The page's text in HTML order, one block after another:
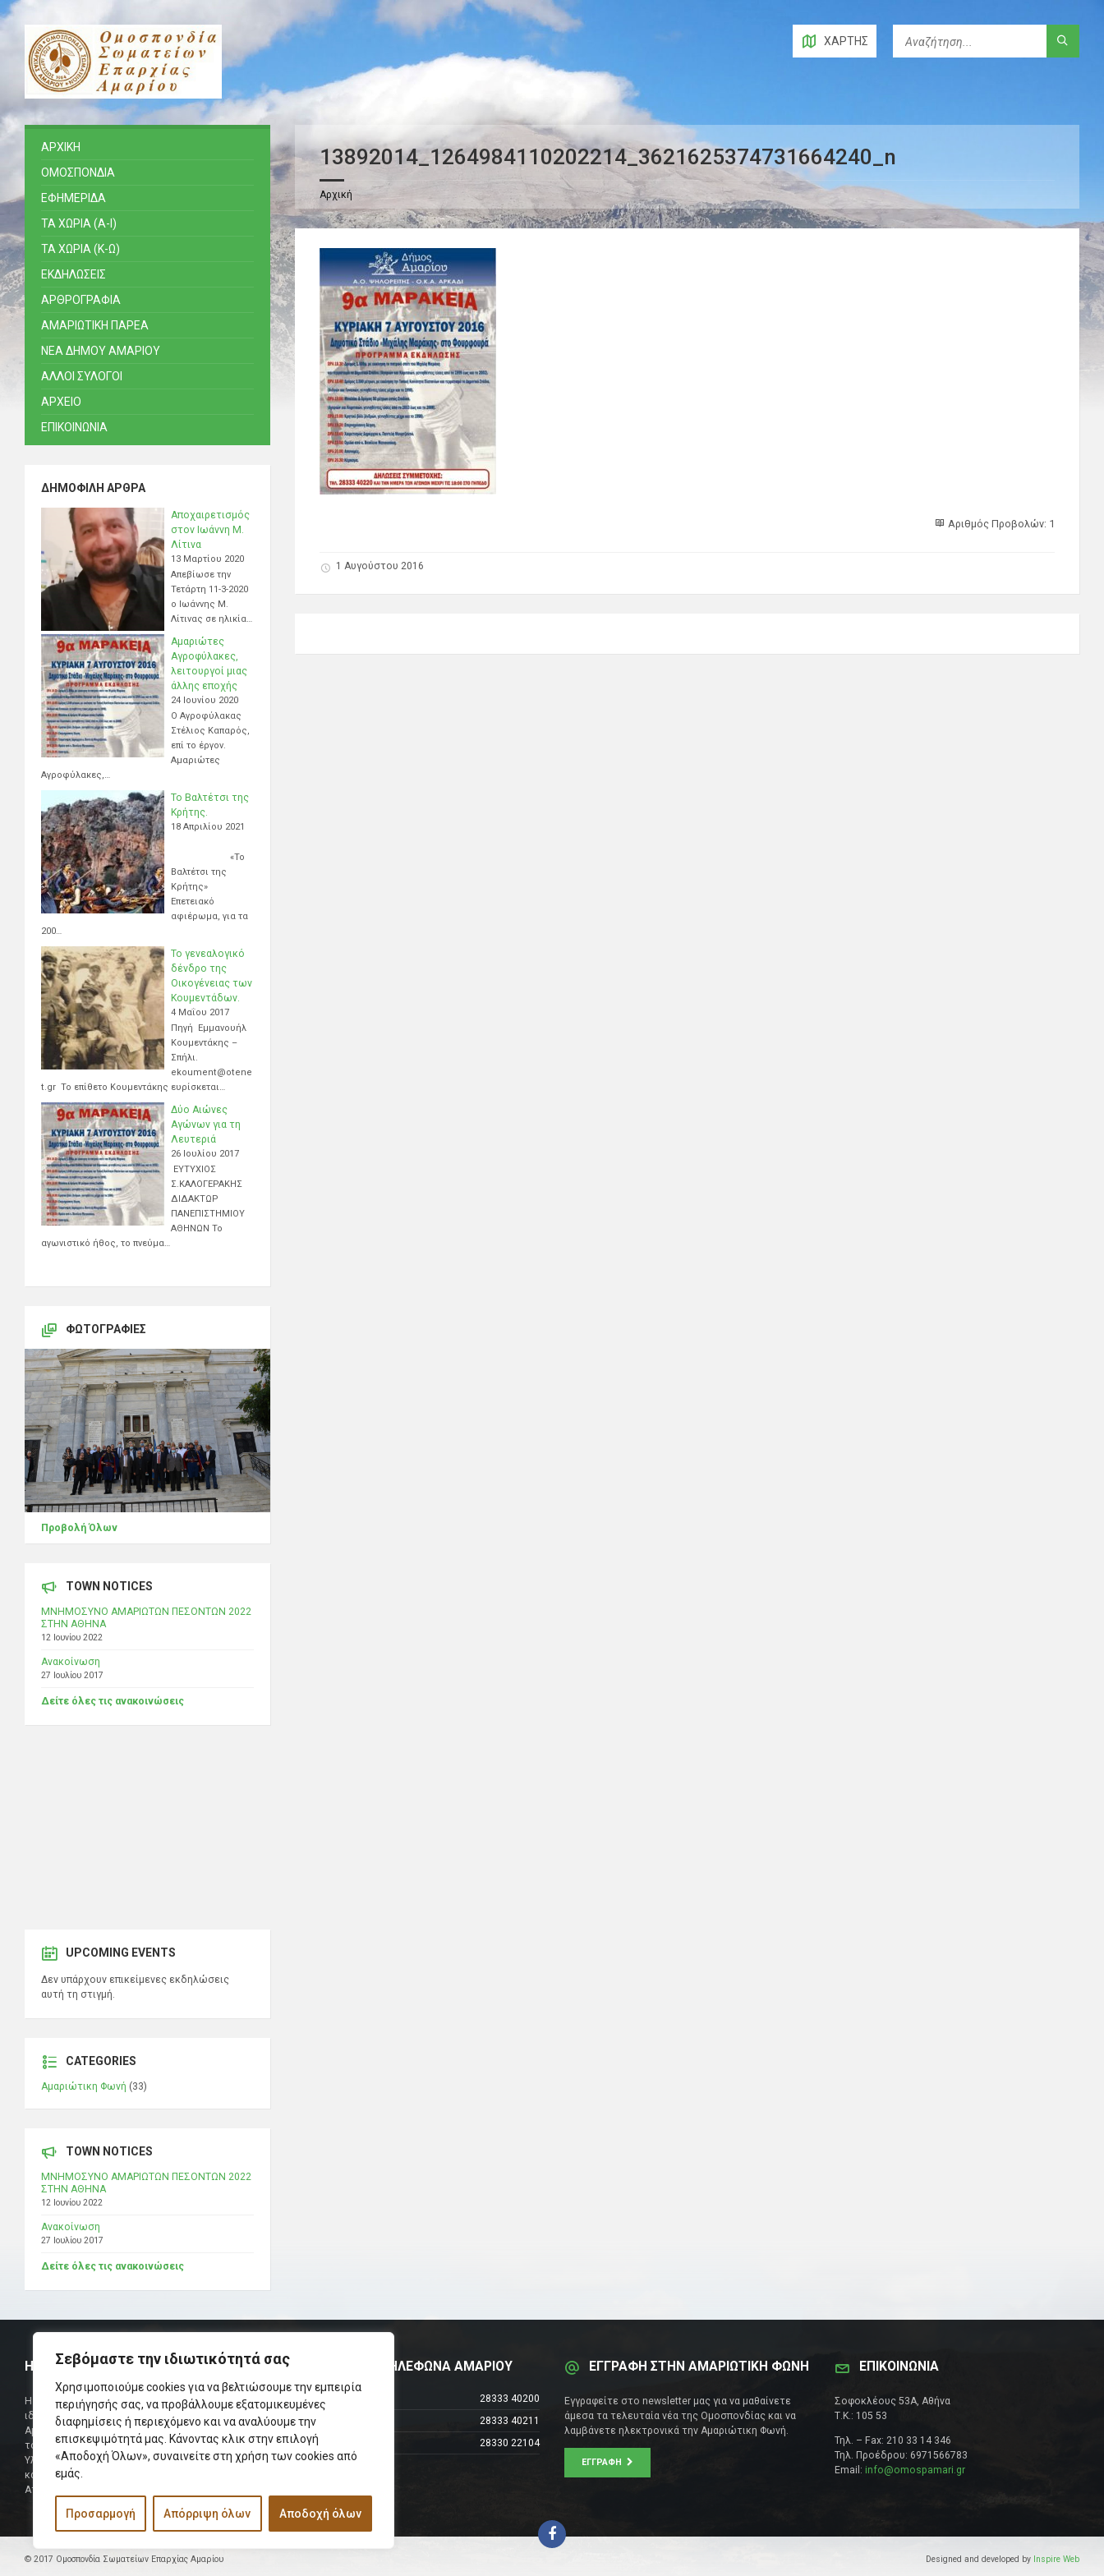
Σεβόμαστε την ιδιωτικότητά σας
Χρησιμοποιούμε cookies για να βελτιώσουμε την εμπειρία
περιήγησής σας, να προβάλλουμε εξατομικευμένες
διαφημίσεις ή περιεχόμενο και να αναλύουμε την
επισκεψιμότητά μας. Κάνοντας κλικ στην επιλογή
«Αποδοχή Όλων», συναινείτε στη χρήση των cookies από
εμάς.
Προσαρμογή Απόρριψη όλων Αποδοχή όλων
ΧΆΡΤΗΣ
13892014_1264984110202214_3621625374731664240_n
Αρχική
Αριθμός Προβολών: 1
1 Αυγούστου 2016
ΑΡΧΙΚΗ
ΟΜΟΣΠΟΝΔΙΑ
ΕΦΗΜΕΡΙΔΑ
ΤΑ ΧΩΡΙΑ (Α-Ι)
ΤΑ ΧΩΡΙΑ (Κ-Ω)
ΕΚΔΗΛΩΣΕΙΣ
ΑΡΘΡΟΓΡΑΦΙΑ
ΑΜΑΡΙΩΤΙΚΗ ΠΑΡΕΑ
ΝΕΑ ΔΗΜΟΥ ΑΜΑΡΙΟΥ
ΑΛΛΟΙ ΣΥΛΟΓΟΙ
ΑΡΧΕΙΟ
ΕΠΙΚΟΙΝΩΝΙΑ
ΔΗΜΟΦΙΛΉ ΆΡΘΡΑ
Αποχαιρετισμός
στον Ιωάννη Μ.
Λίτινα
13 Μαρτίου 2020
Απεβίωσε την
Τετάρτη 11-3-2020
ο Ιωάννης Μ.
Λίτινας σε ηλικία…
Αμαριώτες
Αγροφύλακες,
λειτουργοί μιας
άλλης εποχής
24 Ιουνίου 2020
Ο Αγροφύλακας
Στέλιος Καπαρός,
επί το έργον.
Αμαριώτες
Αγροφύλακες,…
Το Βαλτέτσι της
Κρήτης.
18 Απριλίου 2021
«Το
Βαλτέτσι της
Κρήτης»
Επετειακό
αφιέρωμα, για τα
200…
Το γενεαλογικό
δένδρο της
Οικογένειας των
Κουμεντάδων.
4 Μαΐου 2017
Πηγή Εμμανουήλ
Κουμεντάκης –
Σπήλι.
ekoument@otene
t.gr Το επίθετο Κουμεντάκης ευρίσκεται…
Δύο Αιώνες
Αγώνων για τη
Λευτεριά
26 Ιουλίου 2017
ΕΥΤΥΧΙΟΣ
Σ.ΚΑΛΟΓΕΡΑΚΗΣ
ΔΙΔΑΚΤΩΡ
ΠΑΝΕΠΙΣΤΗΜΙΟΥ
ΑΘΗΝΩΝ Το
αγωνιστικό ήθος, το πνεύμα…
ΦΩΤΟΓΡΑΦΊΕΣ
Προβολή Όλων
TOWN NOTICES
ΜΝΗΜΟΣΥΝΟ ΑΜΑΡΙΩΤΩΝ ΠΕΣΟΝΤΩΝ 2022
ΣΤΗΝ ΑΘΗΝΑ
12 Ιουνίου 2022
Ανακοίνωση
27 Ιουλίου 2017
Δείτε όλες τις ανακοινώσεις
UPCOMING EVENTS
Δεν υπάρχουν επικείμενες εκδηλώσεις
αυτή τη στιγμή.
CATEGORIES
Αμαριώτικη Φωνή (33)
TOWN NOTICES
ΜΝΗΜΟΣΥΝΟ ΑΜΑΡΙΩΤΩΝ ΠΕΣΟΝΤΩΝ 2022
ΣΤΗΝ ΑΘΗΝΑ
12 Ιουνίου 2022
Ανακοίνωση
27 Ιουλίου 2017
Δείτε όλες τις ανακοινώσεις
Η ΟΜΟΣΠΟΝΔΙΑ
Η Ομοσπονδία Σωματείων Επαρχίας Αμαρίου
ιδρύθηκε και πήρε τη θέση της Ένωσης
Αμαριωτών, που λειτουργούσε από το 1966 μέχρι
το 1984.
Υλοποιήθηκε σε συνεργασία των μελών του Δ.Σ
και των Δ.Σ των Αμαριώτικων Σωματείων της
Αττικής.
ΧΡΗΣΙΜΑ ΤΗΛΕΦΩΝΑ ΑΜΑΡΙΟΥ
Τηλεφωνικό Κέντρο
28333 40200
Δήμαρχος
28333 40211
Φαξ
28330 22104
ΕΓΓΡΑΦΗ ΣΤΗΝ ΑΜΑΡΙΩΤΙΚΗ ΦΩΝΗ
Εγγραφείτε στο newsletter μας για να μαθαίνετε
άμεσα τα τελευταία νέα της Ομοσπονδίας και να
λαμβάνετε ηλεκτρονικά την Αμαριώτικη Φωνή.
ΕΓΓΡΑΦΉ
ΕΠΙΚΟΙΝΩΝΊΑ
Σοφοκλέους 53Α, Αθήνα
Τ.Κ.: 105 53
Τηλ. – Fax: 210 33 14 346
Τηλ. Προέδρου: 6971566783
Email: info@omospamari.gr
© 2017 Ομοσπονδία Σωματείων Επαρχίας Αμαρίου Designed and developed by Inspire Web